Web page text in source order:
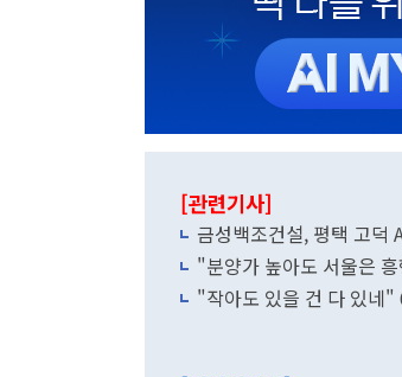
[관련기사]
금성백조건설, 평택 고덕
"분양가 높아도 서울은
"작아도 있을 건 다 있네"